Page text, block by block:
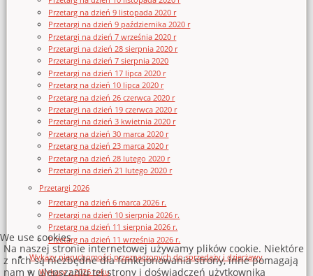
Przetarg na dzień 9 listopada 2020 r
Przetargi na dzień 9 października 2020 r
Przetargi na dzień 7 września 2020 r
Przetargi na dzień 28 sierpnia 2020 r
Przetargi na dzień 7 sierpnia 2020
Przetargi na dzień 17 lipca 2020 r
Przetarg na dzień 10 lipca 2020 r
Przetarg na dzień 26 czerwca 2020 r
Przetargi na dzień 19 czerwca 2020 r
Przetargi na dzień 3 kwietnia 2020 r
Przetarg na dzień 30 marca 2020 r
Przetarg na dzień 23 marca 2020 r
Przetarg na dzień 28 lutego 2020 r
Przetargi na dzień 21 lutego 2020 r
Przetargi 2026
Przetarg na dzień 6 marca 2026 r.
Przetargi na dzień 10 sierpnia 2026 r.
Przetarg na dzień 11 sierpnia 2026 r.
Przetarg na dzień 11 września 2026 r.
Wykazy nieruchomości przeznaczonych do sprzedaży i dzierżawy
Wykazy z 2026 roku
We use cookies
Na naszej stronie internetowej używamy plików cookie. Niektóre
z nich są niezbędne dla funkcjonowania strony, inne pomagają
nam w ulepszaniu tej strony i doświadczeń użytkownika